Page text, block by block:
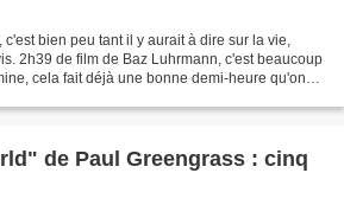
bien peu tant il y aurait à dire sur la vie,
2h39 de film de Baz Luhrmann, c'est beaucoup
cela fait déjà une bonne demi-heure qu'on
de Paul Greengrass : cinq